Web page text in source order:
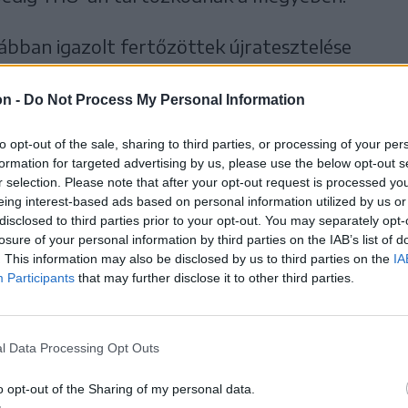
- Do Not Process My Personal Information
opt-out of the sale, sharing to third parties, or processing of your
for targeted advertising by us, please use the below opt-out
selection. Please note that after your opt-out request is processed
interest-based ads based on personal information utilized by us
to third parties prior to your opt-out. You may separately
of your personal information by third parties on the IAB’s list of
This information may also be disclosed by us to third parties on the
Participants that may further disclose it to other third parties.
Data Processing Opt Outs
opt-out of the Sharing of my personal data.
igazolt fertőzöttek újratesztelése
három páciens esetében kaptak újabb
központi Stratégiai Kommunikációs
az is kiderül, hogy
0,46 igazolt
az elmúlt 14